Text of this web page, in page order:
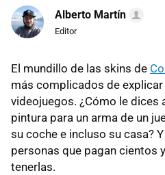
Alberto Martín
Editor
El mundillo de las skins de
más complicados de explicar
videojuegos. ¿Cómo le dices
pintura para un arma de un
su coche e incluso su casa?
personas que pagan cientos
tenerlas.